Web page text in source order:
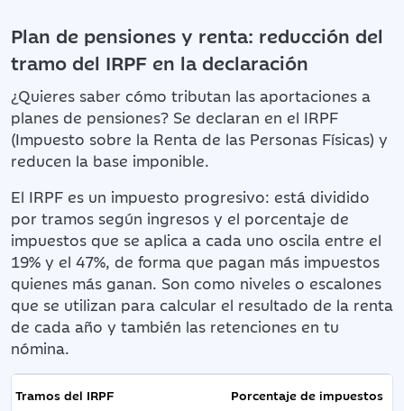
Plan de pensiones y renta: reducción del
tramo del IRPF en la declaración
¿Quieres saber cómo tributan las aportaciones a
planes de pensiones? Se declaran en el IRPF
(Impuesto sobre la Renta de las Personas Físicas) y
reducen la base imponible.
El IRPF es un impuesto progresivo: está dividido
por tramos según ingresos y el porcentaje de
impuestos que se aplica a cada uno oscila entre el
19% y el 47%, de forma que pagan más impuestos
quienes más ganan. Son como niveles o escalones
que se utilizan para calcular el resultado de la renta
de cada año y también las retenciones en tu
nómina.
Tramos del IRPF Porcentaje de impuestos